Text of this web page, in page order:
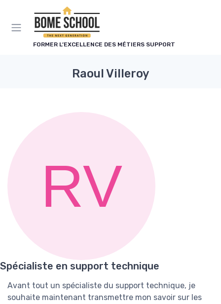
FORMER L’EXCELLENCE DES MÉTIERS SUPPORT
Raoul Villeroy
Spécialiste en support technique
Avant tout un spécialiste du support technique, je
souhaite maintenant transmettre mon savoir sur les
Panneau de gestion des cookies